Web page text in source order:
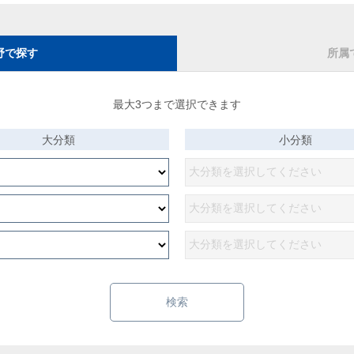
で探す 所属
最大3つまで選択できます
大分類 小分類
検索